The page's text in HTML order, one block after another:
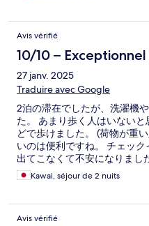
Avis vérifié
10/10 – Exceptionnel
27 janv. 2025
Traduire avec Google
2泊の滞在でしたが、洗濯機
た。 あまり歩く人はいない
どで歩けました。 (荷物が重
いのは便利ですね。 チェッ
出てこなくて不安になりまし
ました。
Kawai, séjour de 2 nuits
Avis vérifié